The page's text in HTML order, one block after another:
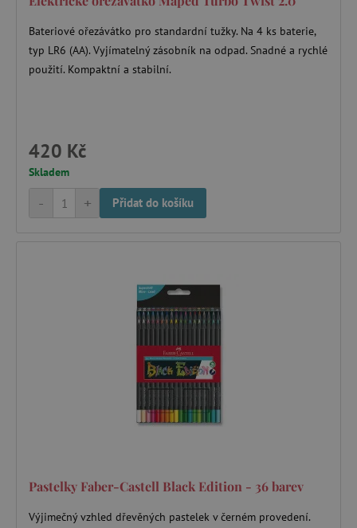
Bateriové ořezávátko pro standardní tužky. Na 4 ks baterie,
typ LR6 (AA). Vyjímatelný zásobník na odpad. Snadné a rychlé
použití. Kompaktní a stabilní.
420 Kč
Skladem
+
- Přidat do košíku
Pastelky Faber-Castell Black Edition - 36 barev
Výjimečný vzhled dřevěných pastelek v černém provedení.